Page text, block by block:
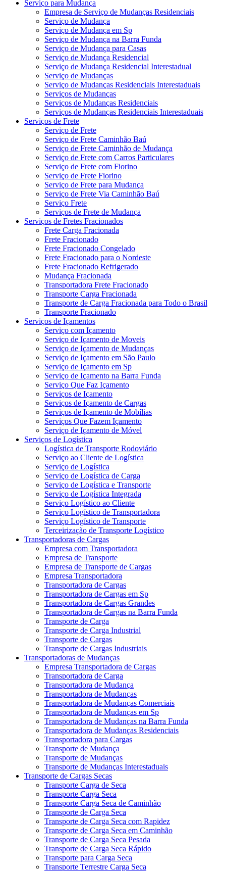
Serviço para Mudança
Empresa de Serviço de Mudanças Residenciais
Serviço de Mudança
Serviço de Mudança em Sp
Serviço de Mudança na Barra Funda
Serviço de Mudança para Casas
Serviço de Mudança Residencial
Serviço de Mudança Residencial Interestadual
Serviço de Mudanças
Serviço de Mudanças Residenciais Interestaduais
Serviços de Mudanças
Serviços de Mudanças Residenciais
Serviços de Mudanças Residenciais Interestaduais
Serviços de Frete
Serviço de Frete
Serviço de Frete Caminhão Baú
Serviço de Frete Caminhão de Mudança
Serviço de Frete com Carros Particulares
Serviço de Frete com Fiorino
Serviço de Frete Fiorino
Serviço de Frete para Mudança
Serviço de Frete Via Caminhão Baú
Serviço Frete
Serviços de Frete de Mudança
Serviços de Fretes Fracionados
Frete Carga Fracionada
Frete Fracionado
Frete Fracionado Congelado
Frete Fracionado para o Nordeste
Frete Fracionado Refrigerado
Mudança Fracionada
Transportadora Frete Fracionado
Transporte Carga Fracionada
Transporte de Carga Fracionada para Todo o Brasil
Transporte Fracionado
Serviços de Içamentos
Serviço com Içamento
Serviço de Içamento de Moveis
Serviço de Içamento de Mudanças
Serviço de Içamento em São Paulo
Serviço de Içamento em Sp
Serviço de Içamento na Barra Funda
Serviço Que Faz Içamento
Serviços de Içamento
Serviços de Içamento de Cargas
Serviços de Içamento de Mobílias
Serviços Que Fazem Içamento
Serviço de Içamento de Móvel
Serviços de Logística
Logística de Transporte Rodoviário
Serviço ao Cliente de Logística
Serviço de Logística
Serviço de Logística de Carga
Serviço de Logística e Transporte
Serviço de Logística Integrada
Serviço Logístico ao Cliente
Serviço Logístico de Transportadora
Serviço Logístico de Transporte
Terceirização de Transporte Logístico
Transportadoras de Cargas
Empresa com Transportadora
Empresa de Transporte
Empresa de Transporte de Cargas
Empresa Transportadora
Transportadora de Cargas
Transportadora de Cargas em Sp
Transportadora de Cargas Grandes
Transportadora de Cargas na Barra Funda
Transporte de Carga
Transporte de Carga Industrial
Transporte de Cargas
Transporte de Cargas Industriais
Transportadoras de Mudanças
Empresa Transportadora de Cargas
Transportadora de Carga
Transportadora de Mudança
Transportadora de Mudanças
Transportadora de Mudanças Comerciais
Transportadora de Mudanças em Sp
Transportadora de Mudanças na Barra Funda
Transportadora de Mudanças Residenciais
Transportadora para Cargas
Transporte de Mudança
Transporte de Mudanças
Transporte de Mudanças Interestaduais
Transporte de Cargas Secas
Transporte Carga de Seca
Transporte Carga Seca
Transporte Carga Seca de Caminhão
Transporte de Carga Seca
Transporte de Carga Seca com Rapidez
Transporte de Carga Seca em Caminhão
Transporte de Carga Seca Pesada
Transporte de Carga Seca Rápido
Transporte para Carga Seca
Transporte Terrestre Carga Seca